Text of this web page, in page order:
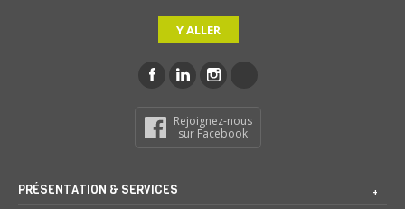
Y ALLER
Rejoignez-nous
sur Facebook
PRÉSENTATION & SERVICES